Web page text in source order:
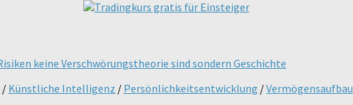
/ Künstliche Intelligenz / Persönlichkeitsentwicklung /Vermögensaufbau